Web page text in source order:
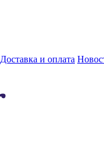
Доставка и оплата